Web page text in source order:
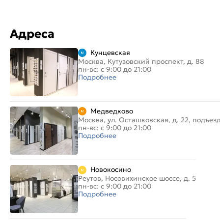
Адреса
Кунцевская
Москва, Кутузовский проспект, д. 88
пн-вс: с 9:00 до 21:00
Подробнее
Медведково
Москва, ул. Осташковская, д. 22,
пн-вс: с 9:00 до 21:00
Подробнее
Новокосино
Реутов, Носовихинское шоссе, д. 5
пн-вс: с 9:00 до 21:00
Подробнее